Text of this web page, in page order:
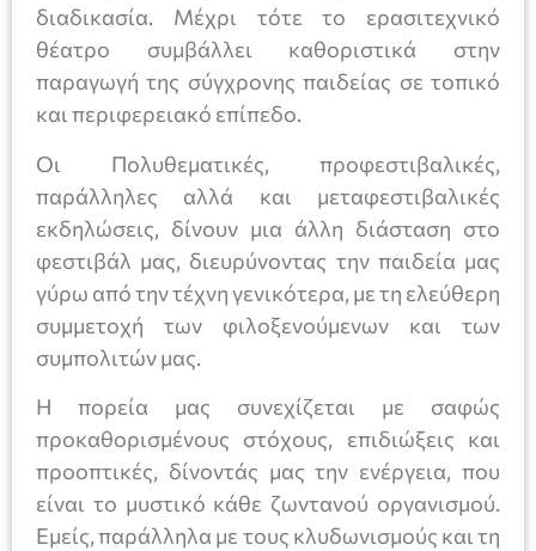
διαδικασία. Μέχρι τότε το ερασιτεχνικό
θέατρο συμβάλλει καθοριστικά στην
παραγωγή της σύγχρονης παιδείας σε τοπικό
και περιφερειακό επίπεδο.
Οι Πολυθεματικές, προφεστιβαλικές,
παράλληλες αλλά και μεταφεστιβαλικές
εκδηλώσεις, δίνουν μια άλλη διάσταση στο
φεστιβάλ μας, διευρύνοντας την παιδεία μας
γύρω από την τέχνη γενικότερα, με τη ελεύθερη
συμμετοχή των φιλοξενούμενων και των
συμπολιτών μας.
Η πορεία μας συνεχίζεται με σαφώς
προκαθορισμένους στόχους, επιδιώξεις και
προοπτικές, δίνοντάς μας την ενέργεια, που
είναι το μυστικό κάθε ζωντανού οργανισμού.
Εμείς, παράλληλα με τους κλυδωνισμούς και τη